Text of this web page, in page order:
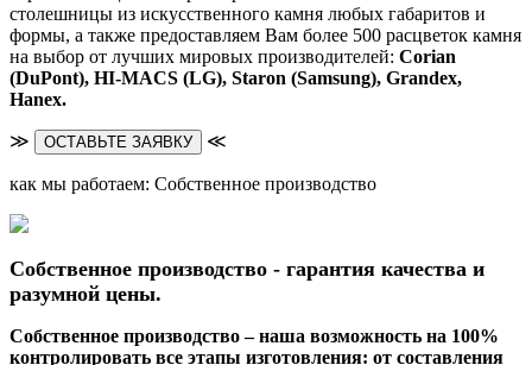
столешницы из искусственного камня любых габаритов и
формы, а также предоставляем Вам более 500 расцветок камня
на выбор от лучших мировых производителей: Corian
(DuPont), HI-MACS (LG), Staron (Samsung), Grandex,
Hanex.
≫ ОСТАВЬТЕ ЗАЯВКУ ≪
как мы работаем: Собственное производство
Собственное производство - гарантия качества и
разумной цены.
Собственное производство – наша возможность на 100%
контролировать все этапы изготовления: от составления